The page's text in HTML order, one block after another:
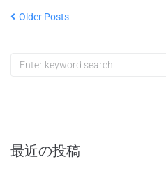
Older Posts
最近の投稿